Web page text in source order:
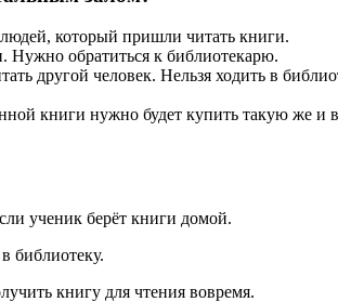
людей, который пришли читать книги.
Нужно обратиться к библиотекарю.
другой человек. Нельзя ходить в
книги нужно будет купить такую же и
ученик берёт книги домой.
библиотеку.
книгу для чтения вовремя.